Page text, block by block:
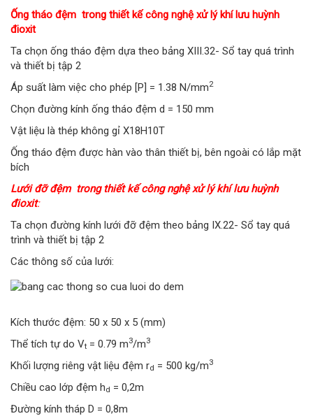
Ống tháo đệm trong thiết kế công nghệ xử lý khí lưu huỳnh
đioxit
Ta chọn ống tháo đệm dựa theo bảng XIII.32- Sổ tay quá trình
và thiết bị tập 2
Áp suất làm việc cho phép [P] = 1.38 N/mm2
Chọn đường kính ống tháo đệm d = 150 mm
Vật liệu là thép không gỉ X18H10T
Ống tháo đệm được hàn vào thân thiết bị, bên ngoài có lắp mặt
bích
Lưới đỡ đệm trong thiết kế công nghệ xử lý khí lưu huỳnh
đioxit:
Ta chọn đường kính lưới đỡ đệm theo bảng IX.22- Sổ tay quá
trình và thiết bị tập 2
Các thông số của lưới:
Kích thước đệm: 50 x 50 x 5 (mm)
Thể tích tự do Vt = 0.79 m3/m3
Khối lượng riêng vật liệu đệm rd = 500 kg/m3
Chiều cao lớp đệm hd = 0,2m
Đường kính tháp D = 0,8m